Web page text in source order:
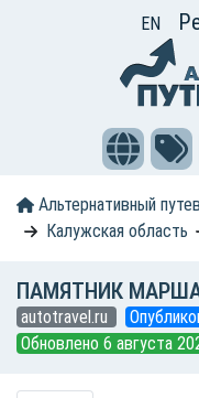
EN
Альтернативный
Калужская область
ПАМЯТНИК
autotravel.ru
Обновлено 6 августа